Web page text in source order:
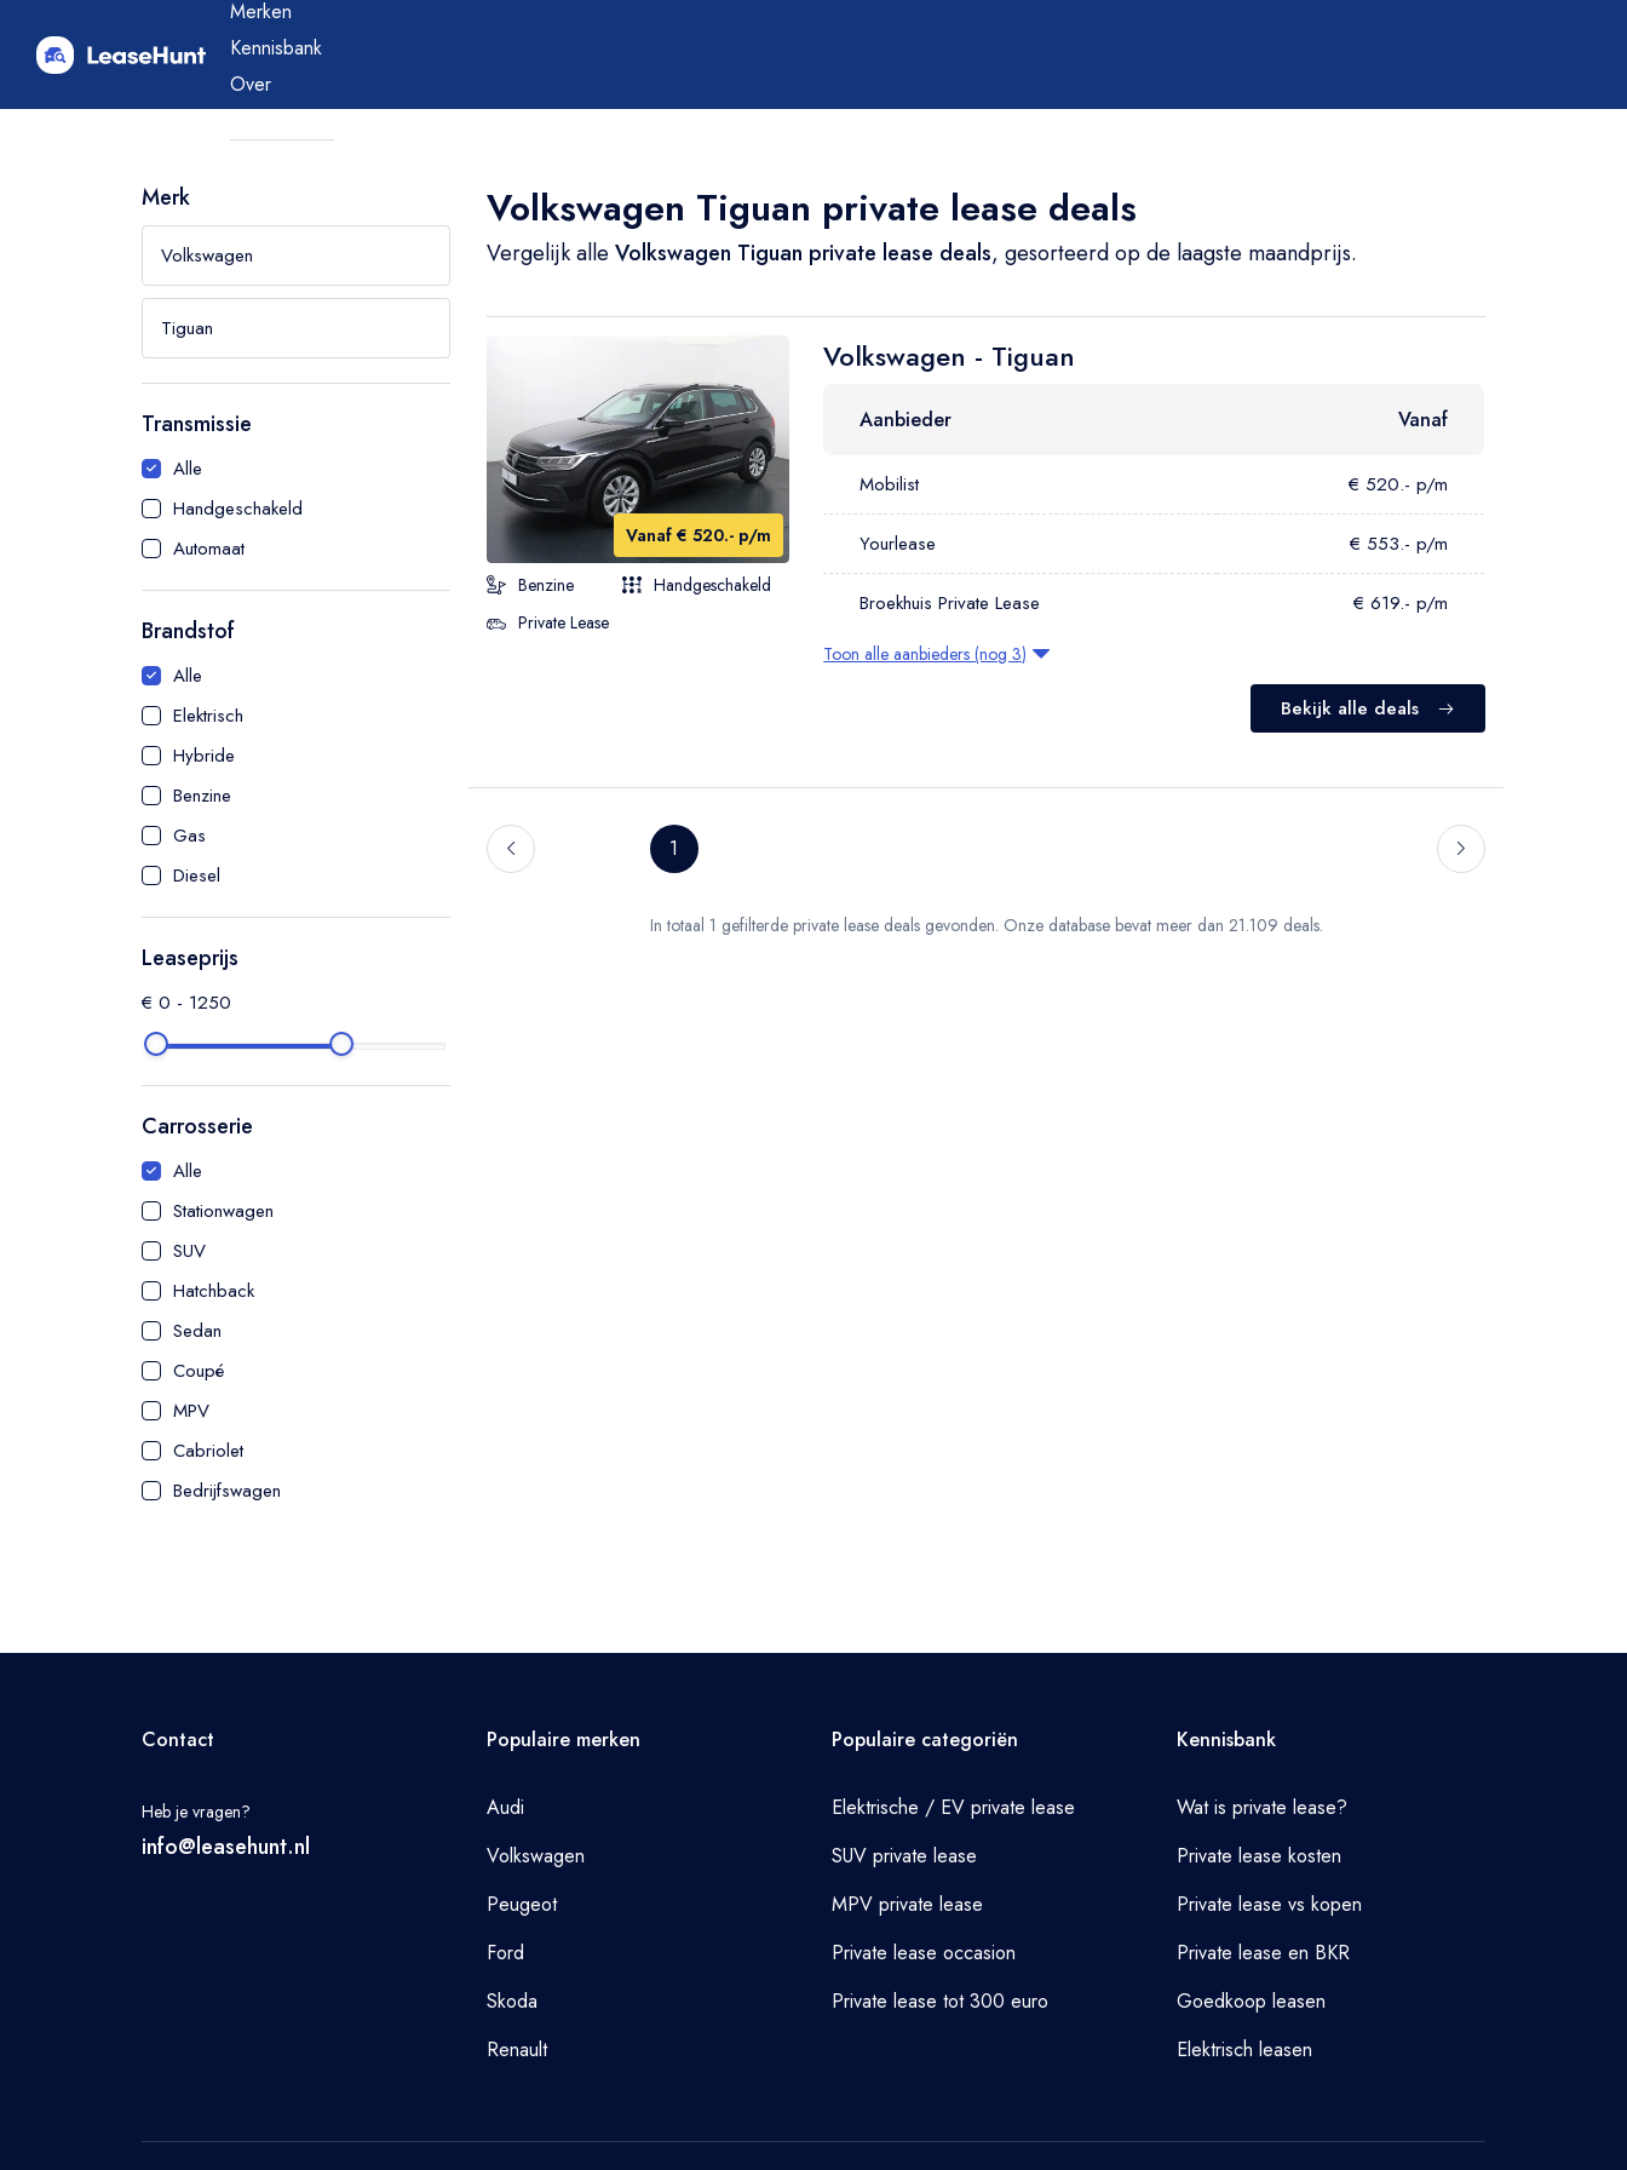
Merken
Kennisbank
Over
Merk
Transmissie
Alle
Handgeschakeld
Automaat
Brandstof
Alle
Elektrisch
Hybride
Benzine
Gas
Diesel
Leaseprijs
€ 0 - 1250
Carrosserie
Alle
Stationwagen
SUV
Hatchback
Sedan
Coupé
MPV
Cabriolet
Bedrijfswagen
Volkswagen Tiguan private lease deals
Vergelijk alle Volkswagen Tiguan private lease deals, gesorteerd op de laagste maandprijs.
Merk Transmissie
Handgeschakeld
Automaat
Brandstof
Hybride
Gas
Carrosserie
Alle
Stationwagen
SUV
Vanaf € 520.- p/m
Benzine
Handgeschakeld
Private Lease
Volkswagen - Tiguan
Aanbieder Vanaf
Mobilist € 520.- p/m
Yourlease € 553.- p/m
Broekhuis Private Lease € 619.- p/m
Toon alle aanbieders (nog 3)
Bekijk alle deals
1
In totaal 1 gefilterde private lease deals gevonden. Onze database bevat meer dan 21.109 deals.
Contact
Heb je vragen?
info@leasehunt.nl
Populaire merken
Audi
Volkswagen
Peugeot
Ford
Skoda
Renault
Populaire categoriën
Elektrische / EV private lease
SUV private lease
MPV private lease
Private lease occasion
Private lease tot 300 euro
Kennisbank
Wat is private lease?
Private lease kosten
Private lease vs kopen
Private lease en BKR
Goedkoop leasen
Elektrisch leasen